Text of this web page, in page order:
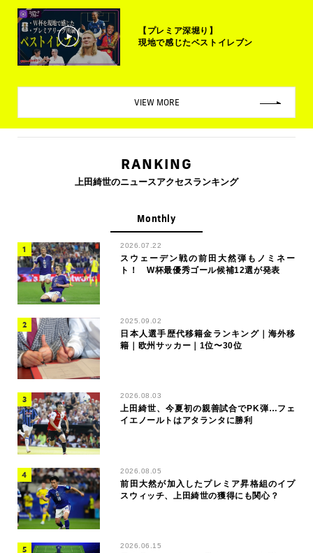
【プレミア深堀り】
現地で感じたベストイレブン
VIEW MORE
RANKING
上田綺世のニュースアクセスランキング
Monthly
2026.07.22
スウェーデン戦の前田大然弾もノミネー
ト！ W杯最優秀ゴール候補12選が発表
2025.09.02
日本人選手歴代移籍金ランキング｜海外移
籍｜欧州サッカー｜1位〜30位
2026.08.03
上田綺世、今夏初の親善試合でPK弾…フェ
イエノールトはアタランタに勝利
2026.08.05
前田大然が加入したプレミア昇格組のイプ
スウィッチ、上田綺世の獲得にも関心？
2026.06.15